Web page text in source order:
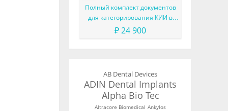
Полный комплект документов
для категорирования КИИ в
частной стоматологии (с
расчётов критериев и
₽ 24 900
AB Dental Devices
ADIN Dental Implants
Alpha Bio Tec
Altracore Biomedical Ankylos